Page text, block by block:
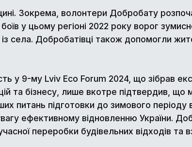
Зокрема, волонтери Добробату
у цьому регіоні 2022 року ворог
села. Добробатівці також допомогли
у 9-му Lviv Eco Forum 2024, що зібрав
та бізнесу, лише вкотре підтвердив, що
питань підготовки до зимового періоду
ефективному відновленню України.
переробки будівельних відходів та